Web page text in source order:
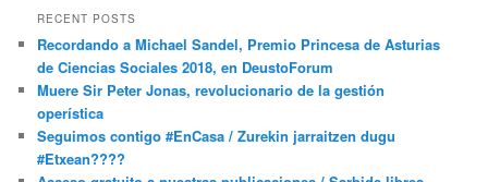
RECENT POSTS
Recordando a Michael Sandel, Premio Princesa de Asturias
de Ciencias Sociales 2018, en DeustoForum
Muere Sir Peter Jonas, revolucionario de la gestión
operística
Seguimos contigo #EnCasa / Zurekin jarraitzen dugu
#Etxean????